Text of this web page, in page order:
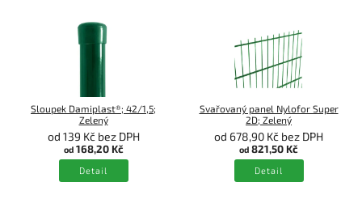
Sloupek Damiplast®; 42/1,5;
Zelený
od 139 Kč bez DPH
od168,20 Kč
Detail
Svařovaný panel Nylofor Super
2D; Zelený
od 678,90 Kč bez DPH
od 821,50 Kč
Detail